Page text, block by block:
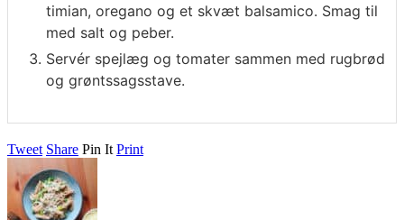
timian, oregano og et skvæt balsamico. Smag til
med salt og peber.
Servér spejlæg og tomater sammen med rugbrød
og grøntssagsstave.
Tweet Share Pin It Print